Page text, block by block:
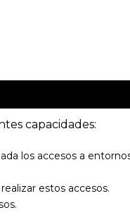
capacidades:
los accesos a
estos accesos.